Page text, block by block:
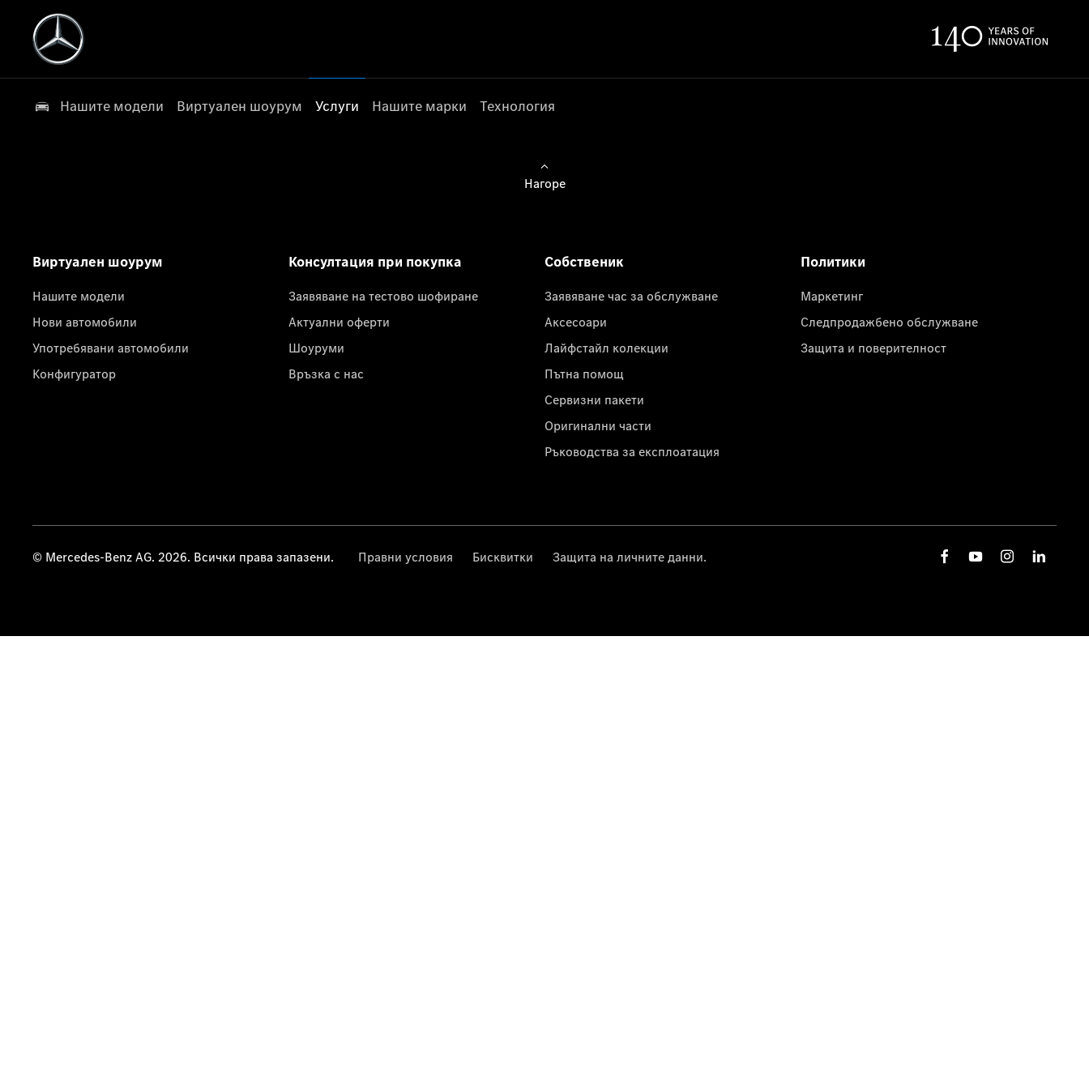
Нашите модели Виртуален шоурум Услуги Нашите марки Технология
Нагоре
Виртуален шоурум
Нашите модели
Нови автомобили
Употребявани автомобили
Конфигуратор
Консултация при покупка
Заявяване на тестово шофиране
Актуални оферти
Шоуруми
Връзка с нас
Собственик
Заявяване час за обслужване
Аксесоари
Лайфстайл колекции
Пътна помощ
Сервизни пакети
Оригинални части
Ръководства за експлоатация
Политики
Маркетинг
Следпродажбено обслужване
Защита и поверителност
© Mercedes-Benz AG. 2026. Всички права запазени. Правни условия Бисквитки Защита на личните данни.